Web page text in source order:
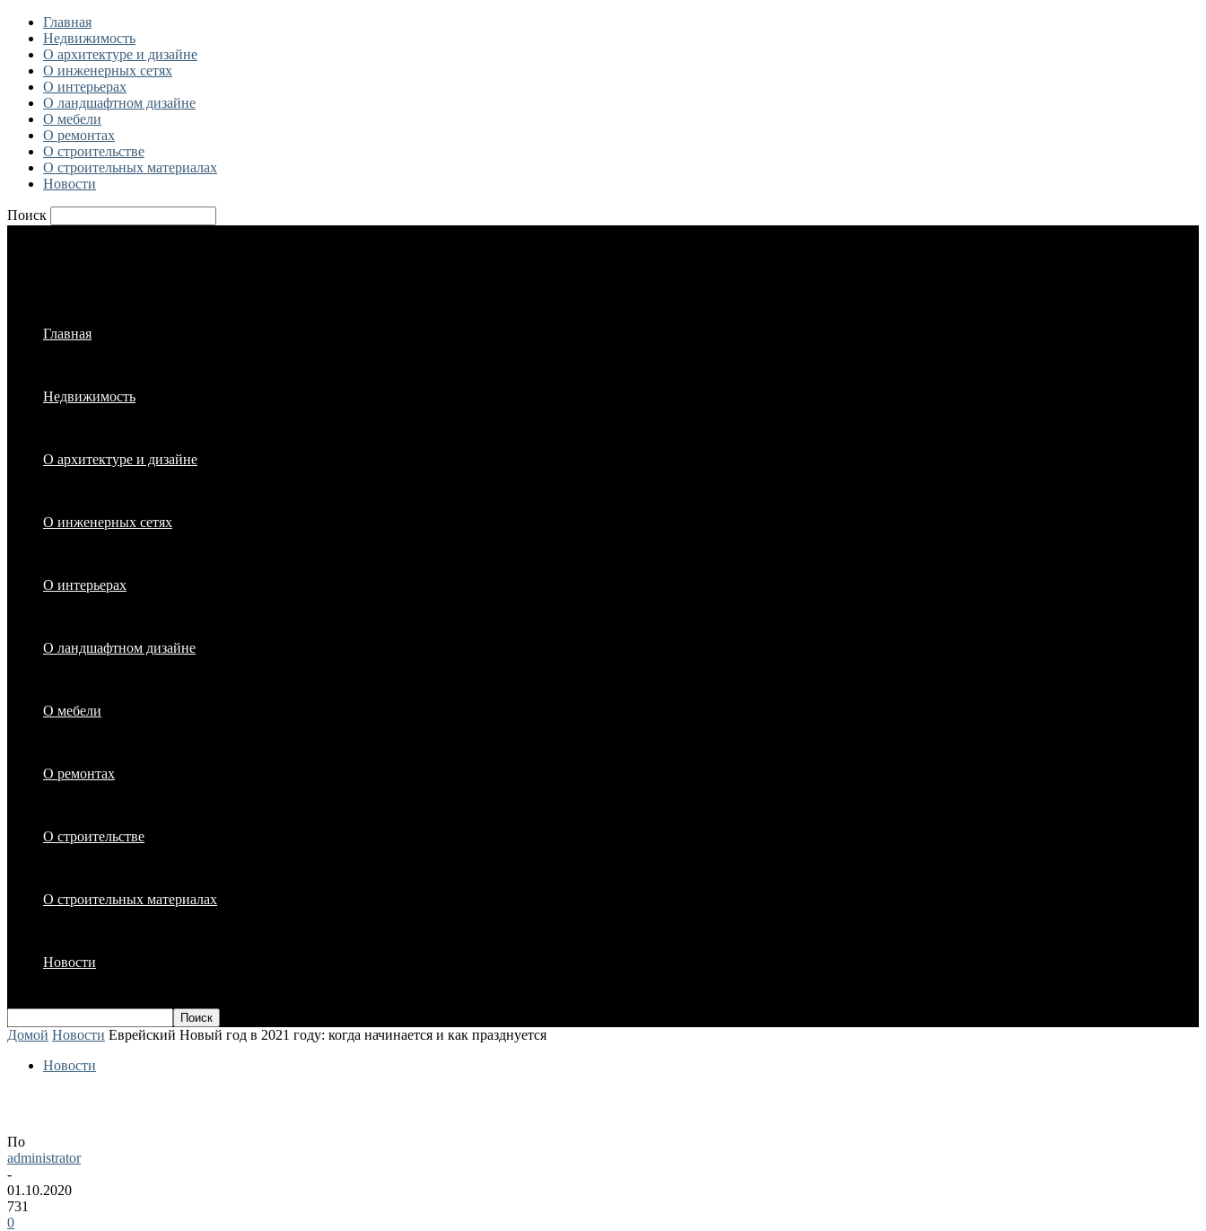
Главная
Недвижимость
О архитектуре и дизайне
О инженерных сетях
О интерьерах
О ландшафтном дизайне
О мебели
О ремонтах
О строительстве
О строительных материалах
Новости
Поиск
Главная
Недвижимость
О архитектуре и дизайне
О инженерных сетях
О интерьерах
О ландшафтном дизайне
О мебели
О ремонтах
О строительстве
О строительных материалах
Новости
Домой Новости Еврейский Новый год в 2021 году: когда начинается и как празднуется
Новости
По
administrator
-
01.10.2020
731
0